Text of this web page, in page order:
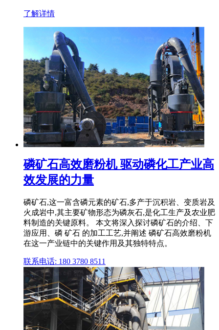
了解详情
磷矿石高效磨粉机 驱动磷化工产业高
效发展的力量
磷矿石,这一富含磷元素的矿石,多产于沉积岩、变质岩及
火成岩中,其主要矿物形态为磷灰石,是化工生产及农业肥
料制造的关键原料。 本文将深入探讨磷矿石的介绍、下
游应用、磷 矿石 的加工工艺,并阐述 磷矿石高效磨粉机
在这一产业链中的关键作用及其独特特点。
联系电话: 180 3780 8511